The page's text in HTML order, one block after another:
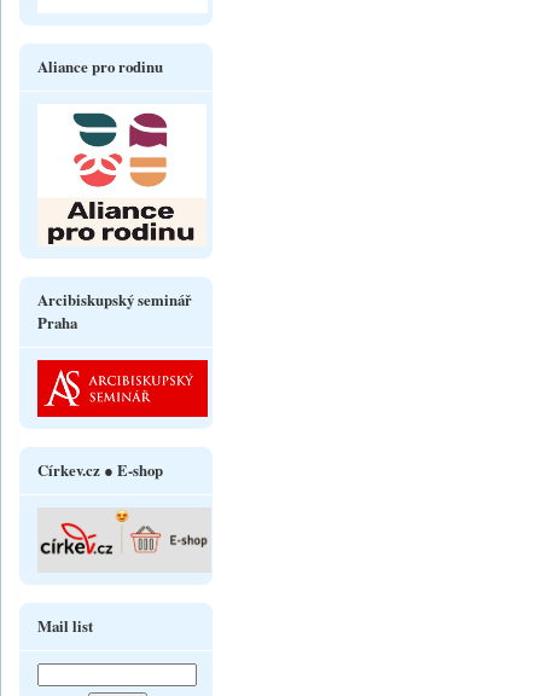
Aliance pro rodinu
Arcibiskupský seminář
Praha
Církev.cz ● E-shop
Mail list